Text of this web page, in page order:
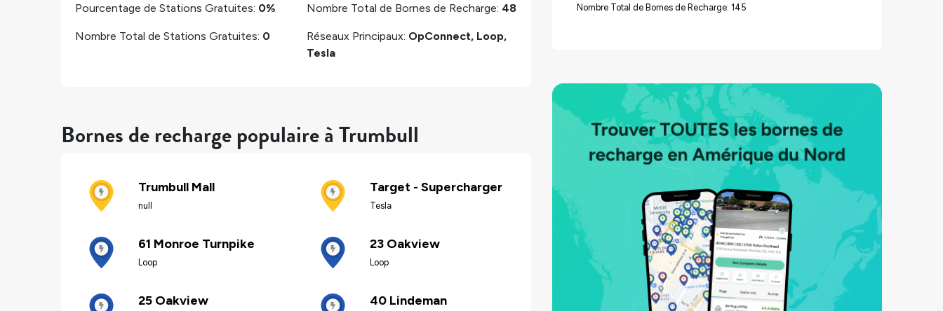
Pourcentage de Stations Gratuites: 0%
Nombre Total de Stations Gratuites: 0
Nombre Total de Bornes de Recharge: 48
Réseaux Principaux: OpConnect, Loop,
Tesla
Bornes de recharge populaire à Trumbull
Trumbull Mall
null
Target - Supercharger
Tesla
61 Monroe Turnpike
Loop
23 Oakview
Loop
25 Oakview 40 Lindeman
Nombre Total de Bornes de Recharge: 145